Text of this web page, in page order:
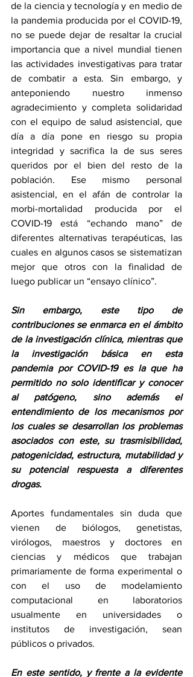
de la ciencia y tecnología y en medio de
la pandemia producida por el COVID-19,
no se puede dejar de resaltar la crucial
importancia que a nivel mundial tienen
las actividades investigativas para tratar
de combatir a esta. Sin embargo, y
anteponiendo nuestro inmenso
agradecimiento y completa solidaridad
con el equipo de salud asistencial, que
día a día pone en riesgo su propia
integridad y sacrifica la de sus seres
queridos por el bien del resto de la
población. Ese mismo personal
asistencial, en el afán de controlar la
morbi-mortalidad producida por el
COVID-19 está “echando mano” de
diferentes alternativas terapéuticas, las
cuales en algunos casos se sistematizan
mejor que otros con la finalidad de
luego publicar un “ensayo clínico”.
Sin embargo, este tipo de
contribuciones se enmarca en el ámbito
de la investigación clínica, mientras que
la investigación básica en esta
pandemia por COVID-19 es la que ha
permitido no solo identificar y conocer
al patógeno, sino además el
entendimiento de los mecanismos por
los cuales se desarrollan los problemas
asociados con este, su trasmisibilidad,
patogenicidad, estructura, mutabilidad y
su potencial respuesta a diferentes
drogas.
Aportes fundamentales sin duda que
vienen de biólogos, genetistas,
virólogos, maestros y doctores en
ciencias y médicos que trabajan
primariamente de forma experimental o
con el uso de modelamiento
computacional en laboratorios
usualmente en universidades o
institutos de investigación, sean
públicos o privados.
En este sentido, y frente a la evidente